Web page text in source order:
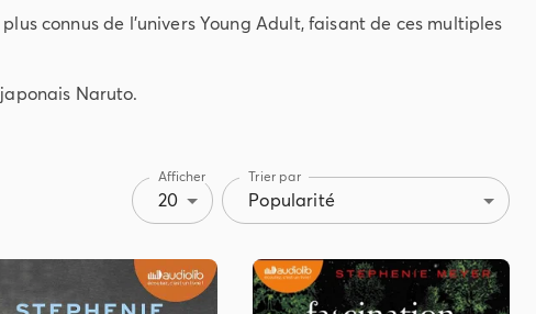
connus de l'univers Young Adult, faisant de ces multiples
Naruto.
Afficher
20
Trier par
Popularité